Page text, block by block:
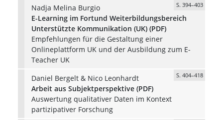
Nadja Melina Burgio
S. 394–403
E-Learning im Fortund Weiterbildungsbereich
Unterstützte Kommunikation (UK) (PDF)
Empfehlungen für die Gestaltung einer
Onlineplattform UK und der Ausbildung zum E-
Teacher UK
Daniel Bergelt & Nico Leonhardt
S. 404–418
Arbeit aus Subjektperspektive (PDF)
Auswertung qualitativer Daten im Kontext
partizipativer Forschung